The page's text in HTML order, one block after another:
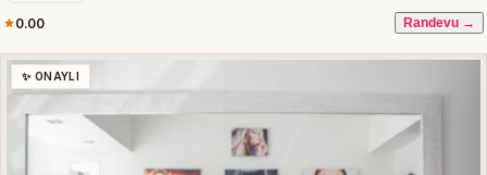
0.00 Randevu →
✨ ONAYLI